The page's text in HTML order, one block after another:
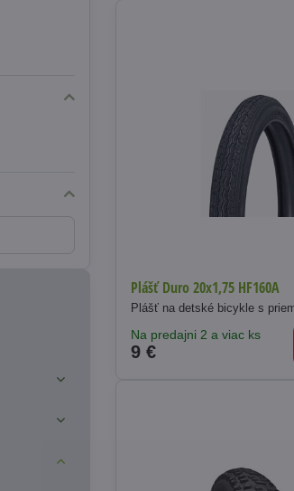
Plášť Duro 20x1,75 HF160A
Plášť na detské bicykle s
Na predajni 2 a viac ks
9 €